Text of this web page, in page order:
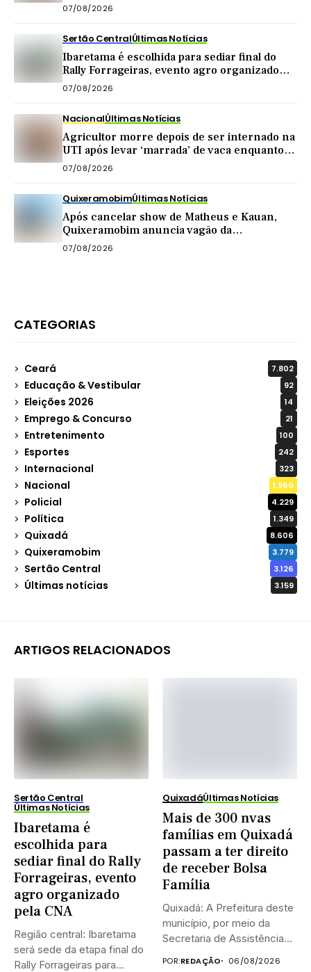
Ceará
07/08/2026
Sertão CentralÚltimas Notícias
Ibaretama é escolhida para sediar final do
Rally Forrageiras, evento agro organizado
pela CNA
07/08/2026
NacionalÚltimas Notícias
Agricultor morre depois de ser internado na
UTI após levar ‘marrada’ de vaca enquanto
tirava leite
07/08/2026
QuixeramobimÚltimas Notícias
Após cancelar show de Matheus e Kauan,
Quixeramobim anuncia vagão da
Transnordestina como atração de
aniversário do município
07/08/2026
CATEGORIAS
Ceará 7.802
Educação & Vestibular 92
Eleições 2026 14
Emprego & Concurso 21
Entretenimento 100
Esportes 242
Internacional 323
Nacional 1.960
Policial 4.229
Política 1.349
Quixadá 8.606
Quixeramobim 3.779
Sertão Central 3.126
Últimas notícias 3.159
ARTIGOS RELACIONADOS
Sertão Central
Últimas Notícias
Ibaretama é
escolhida para
sediar final do Rally
Forrageiras, evento
agro organizado
pela CNA
Região central: Ibaretama
será sede da etapa final do
Rally Forrageiras para...
QuixadáÚltimas Notícias
Mais de 300 nvas
famílias em Quixadá
passam a ter direito
de receber Bolsa
Família
Quixadá: A Prefeitura deste
município, por meio da
Secretaria de Assistência
POR:REDAÇÃO 06/08/2026